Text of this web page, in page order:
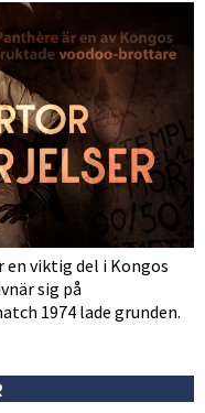
en viktig del i Kongos
sig på
1974 lade grunden.